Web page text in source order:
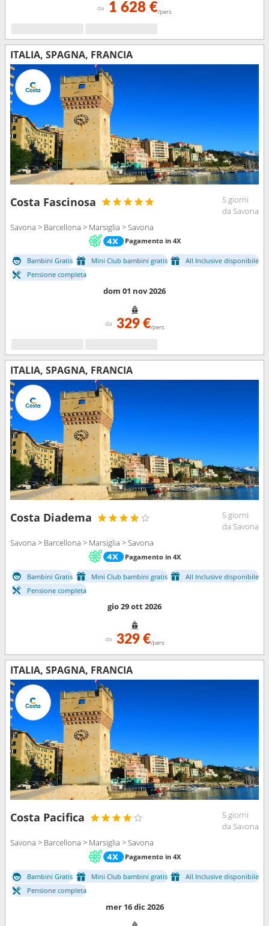
da 1 628 €/pers
ITALIA, SPAGNA, FRANCIA
Costa Fascinosa
5 giorni
da Savona
Savona > Barcellona > Marsiglia > Savona
Pagamento in 4X
Bambini Gratis Mini Club bambini gratis
All Inclusive disponibile
Pensione completa
dom 01 nov 2026
da 329 €/pers
ITALIA, SPAGNA, FRANCIA
Costa Diadema
5 giorni
da Savona
Savona > Barcellona > Marsiglia > Savona
Pagamento in 4X
Bambini Gratis Mini Club bambini gratis
All Inclusive disponibile
Pensione completa
gio 29 ott 2026
da 329 €/pers
ITALIA, SPAGNA, FRANCIA
Costa Pacifica
5 giorni
da Savona
Savona > Barcellona > Marsiglia > Savona
Pagamento in 4X
Bambini Gratis Mini Club bambini gratis
All Inclusive disponibile
Pensione completa
mer 16 dic 2026